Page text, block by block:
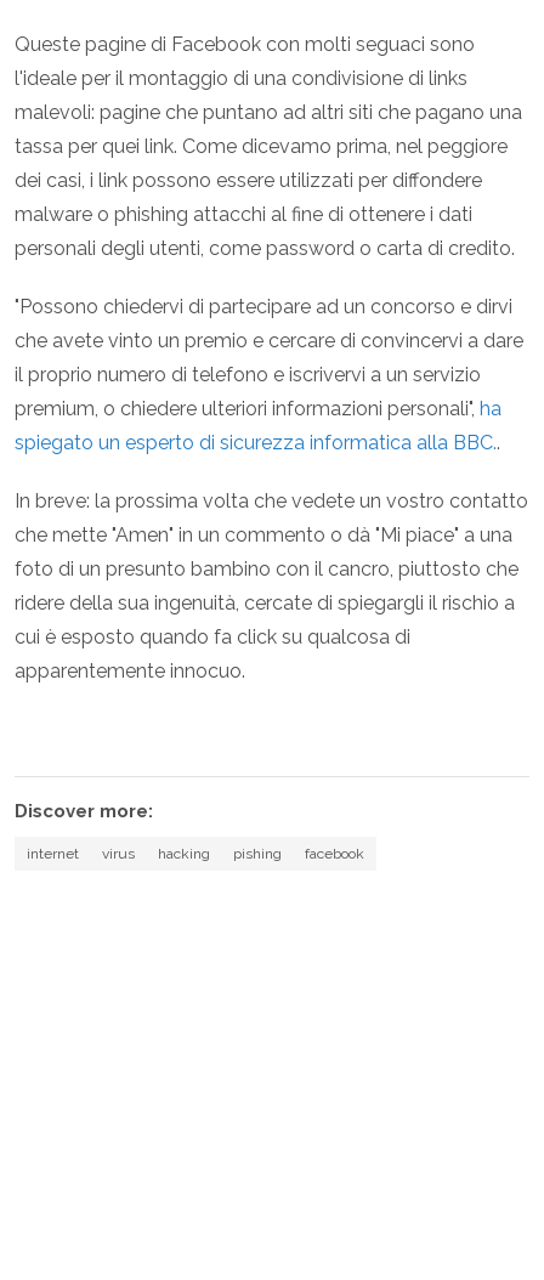
Queste pagine di Facebook con molti seguaci sono
l'ideale per il montaggio di una condivisione di links
malevoli: pagine che puntano ad altri siti che pagano una
tassa per quei link. Come dicevamo prima, nel peggiore
dei casi, i link possono essere utilizzati per diffondere
malware o phishing attacchi al fine di ottenere i dati
personali degli utenti, come password o carta di credito.
"Possono chiedervi di partecipare ad un concorso e dirvi
che avete vinto un premio e cercare di convincervi a dare
il proprio numero di telefono e iscrivervi a un servizio
premium, o chiedere ulteriori informazioni personali", ha
spiegato un esperto di sicurezza informatica alla BBC..
In breve: la prossima volta che vedete un vostro contatto
che mette "Amen" in un commento o dà "Mi piace" a una
foto di un presunto bambino con il cancro, piuttosto che
ridere della sua ingenuità, cercate di spiegargli il rischio a
cui è esposto quando fa click su qualcosa di
apparentemente innocuo.
Discover more:
internet virus hacking pishing facebook